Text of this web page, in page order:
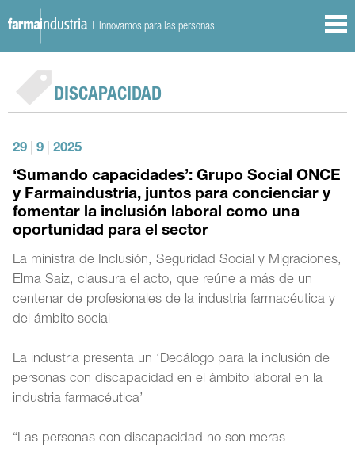
| Innovamos para las personas
DISCAPACIDAD
29 9 2025
‘Sumando capacidades’: Grupo Social ONCE
y Farmaindustria, juntos para concienciar y
fomentar la inclusión laboral como una
oportunidad para el sector
La ministra de Inclusión, Seguridad Social y Migraciones,
Elma Saiz, clausura el acto, que reúne a más de un
centenar de profesionales de la industria farmacéutica y
del ámbito social
La industria presenta un ‘Decálogo para la inclusión de
personas con discapacidad en el ámbito laboral en la
industria farmacéutica’
“Las personas con discapacidad no son meras